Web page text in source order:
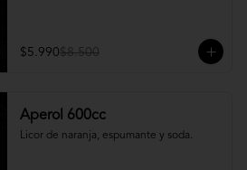
$5.990$8.500
Aperol 600cc
Licor de naranja, espumante y soda.